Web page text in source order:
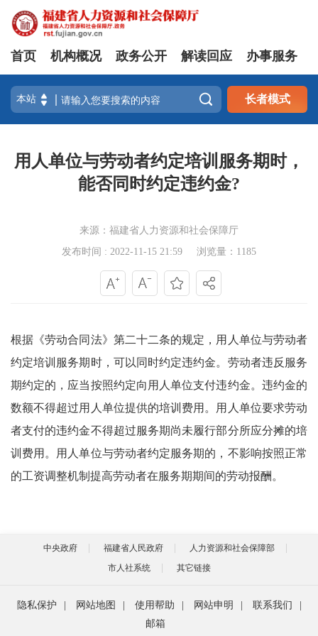
首页 机构概况 政务公开 解读回应 办事服务
 长者模式
用人单位与劳动者约定培训服务期时，
能否同时约定违约金?
来源：福建省人力资源和社会保障厅
发布时间 : 2022-11-15 21:59
浏览量：1185
根据《劳动合同法》第二十二条的规定，用人单位与劳动者
约定培训服务期时，可以同时约定违约金。劳动者违反服务
期约定的，应当按照约定向用人单位支付违约金。违约金的
数额不得超过用人单位提供的培训费用。用人单位要求劳动
者支付的违约金不得超过服务期尚未履行部分所应分摊的培
训费用。用人单位与劳动者约定服务期的，不影响按照正常
的工资调整机制提高劳动者在服务期期间的劳动报酬。
中央政府 福建省人民政府
人力资源和社会保障部
市人社系统
其它链接
隐私保护 网站地图 使用帮助 网站申明 联系我们
邮箱